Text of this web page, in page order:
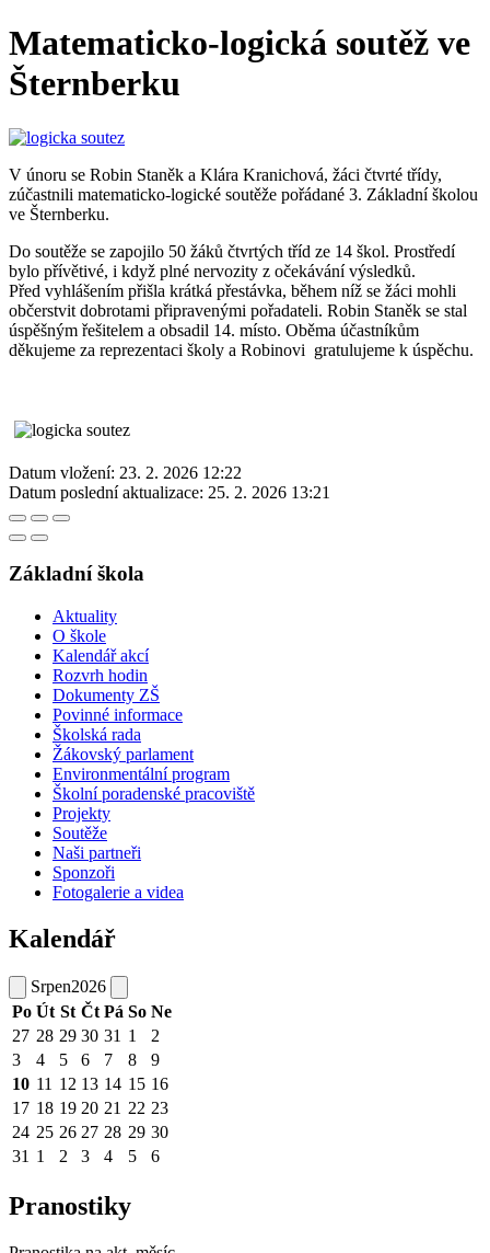
Matematicko-logická soutěž ve
Šternberku
V únoru se Robin Staněk a Klára Kranichová, žáci čtvrté třídy,
zúčastnili matematicko-logické soutěže pořádané 3. Základní školou
ve Šternberku.
Do soutěže se zapojilo 50 žáků čtvrtých tříd ze 14 škol. Prostředí
bylo přívětivé, i když plné nervozity z očekávání výsledků.
Před vyhlášením přišla krátká přestávka, během níž se žáci mohli
občerstvit dobrotami připravenými pořadateli. Robin Staněk se stal
úspěšným řešitelem a obsadil 14. místo. Oběma účastníkům
děkujeme za reprezentaci školy a Robinovi gratulujeme k úspěchu.
Datum vložení: 23. 2. 2026 12:22
Datum poslední aktualizace: 25. 2. 2026 13:21
Základní škola
Aktuality
O škole
Kalendář akcí
Rozvrh hodin
Dokumenty ZŠ
Povinné informace
Školská rada
Žákovský parlament
Environmentální program
Školní poradenské pracoviště
Projekty
Soutěže
Naši partneři
Sponzoři
Fotogalerie a videa
Kalendář
Srpen2026
Po Út St Čt Pá So Ne
27 28 29 30 31 1
2
3
4 5 6 7 8
9
10 11 12 13 14 15 16
17 18 19 20 21 22 23
24 25 26 27 28 29 30
31 1 2 3 4 5 6
Pranostiky